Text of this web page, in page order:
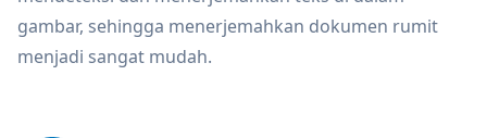
gambar, sehingga menerjemahkan dokumen rumit
menjadi sangat mudah.